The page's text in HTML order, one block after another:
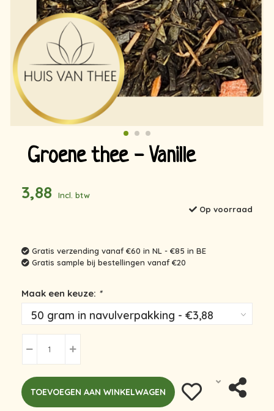
Groene thee - Vanille
3,88
Incl. btw
Op voorraad
Gratis verzending vanaf €60 in NL - €85 in BE
Gratis sample bij bestellingen vanaf €20
Maak een keuze: *
TOEVOEGEN AAN WINKELWAGEN